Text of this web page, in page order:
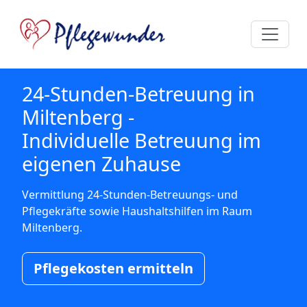
24-Stunden-Betreuung in
Miltenberg -
Individuelle Betreuung im
eigenen Zuhause
Vermittlung 24-Stunden-Betreuungs- und
Pflegekräfte sowie Haushaltshilfen im Raum
Miltenberg.
Pflegekosten ermitteln